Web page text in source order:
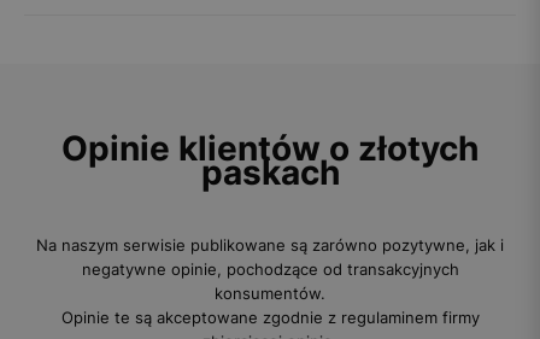
Opinie klientów o złotych
paskach
Na naszym serwisie publikowane są zarówno pozytywne, jak i
negatywne opinie, pochodzące od transakcyjnych
konsumentów.
Opinie te są akceptowane zgodnie z regulaminem firmy